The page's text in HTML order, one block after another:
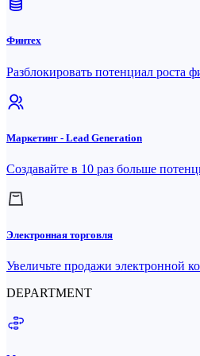
Финтех
Разблокировать потенциал роста
Маркетинг - Lead Generation
Создавайте в 10 раз больше
Электронная торговля
Увеличьте продажи электронной
DEPARTMENT